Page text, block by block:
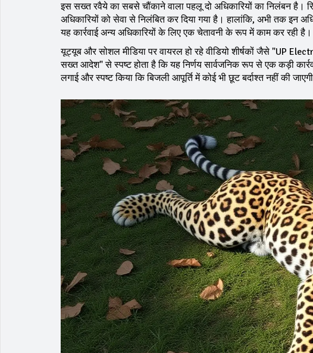
इस सख्त रवैये का सबसे चौंकाने वाला पहलू दो अधिकारियों का निलंबन है।
अधिकारियों को सेवा से निलंबित कर दिया गया है। हालांकि, अभी तक इन
यह कार्रवाई अन्य अधिकारियों के लिए एक चेतावनी के रूप में काम कर रही है।
यूट्यूब और सोशल मीडिया पर वायरल हो रहे वीडियो शीर्षकों जैसे "UP
सख्त आदेश" से स्पष्ट होता है कि यह निर्णय सार्वजनिक रूप से एक कड़ी
लगाई और स्पष्ट किया कि बिजली आपूर्ति में कोई भी छूट बर्दाश्त नहीं की